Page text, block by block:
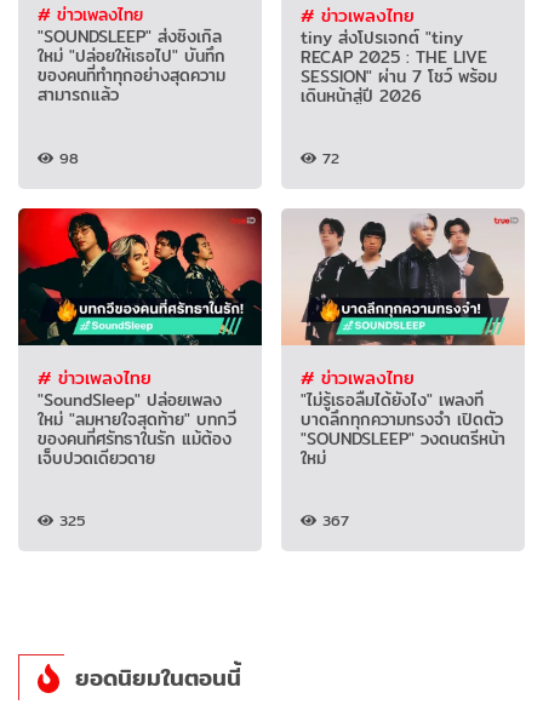
# ข่าวเพลงไทย
"SOUNDSLEEP" ส่งซิงเกิล
ใหม่ "ปล่อยให้เธอไป" บันทึก
ของคนที่ทำทุกอย่างสุดความ
สามารถแล้ว
98
# ข่าวเพลงไทย
tiny ส่งโปรเจกต์ "tiny
RECAP 2025 : THE LIVE
SESSION" ผ่าน 7 โชว์ พร้อม
เดินหน้าสู่ปี 2026
72
# ข่าวเพลงไทย
"SoundSleep" ปล่อยเพลง
ใหม่ "ลมหายใจสุดท้าย" บทกวี
ของคนที่ศรัทธาในรัก แม้ต้อง
เจ็บปวดเดียวดาย
325
# ข่าวเพลงไทย
"ไม่รู้เธอลืมได้ยังไง" เพลงที่
บาดลึกทุกความทรงจำ เปิดตัว
"SOUNDSLEEP" วงดนตรีหน้า
ใหม่
367
ยอดนิยมในตอนนี้